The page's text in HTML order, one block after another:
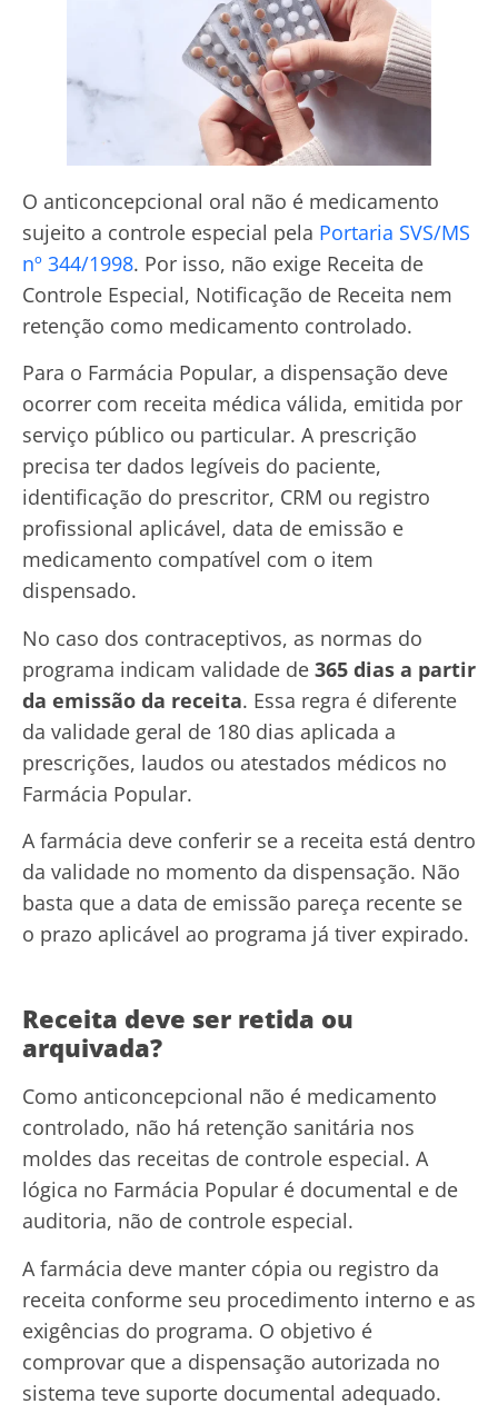
O anticoncepcional oral não é medicamento
sujeito a controle especial pela Portaria SVS/MS
nº 344/1998. Por isso, não exige Receita de
Controle Especial, Notificação de Receita nem
retenção como medicamento controlado.
Para o Farmácia Popular, a dispensação deve
ocorrer com receita médica válida, emitida por
serviço público ou particular. A prescrição
precisa ter dados legíveis do paciente,
identificação do prescritor, CRM ou registro
profissional aplicável, data de emissão e
medicamento compatível com o item
dispensado.
No caso dos contraceptivos, as normas do
programa indicam validade de 365 dias a partir
da emissão da receita. Essa regra é diferente
da validade geral de 180 dias aplicada a
prescrições, laudos ou atestados médicos no
Farmácia Popular.
A farmácia deve conferir se a receita está dentro
da validade no momento da dispensação. Não
basta que a data de emissão pareça recente se
o prazo aplicável ao programa já tiver expirado.
Receita deve ser retida ou
arquivada?
Como anticoncepcional não é medicamento
controlado, não há retenção sanitária nos
moldes das receitas de controle especial. A
lógica no Farmácia Popular é documental e de
auditoria, não de controle especial.
A farmácia deve manter cópia ou registro da
receita conforme seu procedimento interno e as
exigências do programa. O objetivo é
comprovar que a dispensação autorizada no
sistema teve suporte documental adequado.